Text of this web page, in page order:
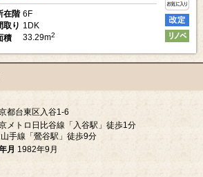
在階 6F
取り 1DK
積
33.29m2
都台東区入谷1-6
メトロ日比谷線「入谷駅」徒歩1分
手線「鶯谷駅」徒歩9分
月 1982年9月